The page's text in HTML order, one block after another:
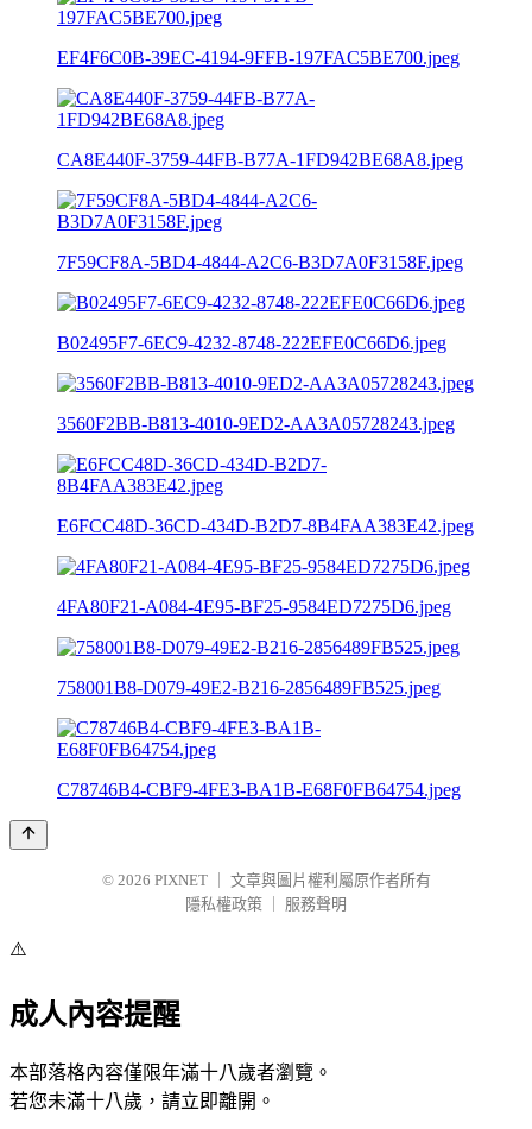
EF4F6C0B-39EC-4194-9FFB-197FAC5BE700.jpeg
CA8E440F-3759-44FB-B77A-1FD942BE68A8.jpeg
7F59CF8A-5BD4-4844-A2C6-B3D7A0F3158F.jpeg
B02495F7-6EC9-4232-8748-222EFE0C66D6.jpeg
3560F2BB-B813-4010-9ED2-AA3A05728243.jpeg
E6FCC48D-36CD-434D-B2D7-8B4FAA383E42.jpeg
4FA80F21-A084-4E95-BF25-9584ED7275D6.jpeg
758001B8-D079-49E2-B216-2856489FB525.jpeg
C78746B4-CBF9-4FE3-BA1B-E68F0FB64754.jpeg
© 2026 PIXNET
文章與圖片權利屬原作者所有
隱私權政策
服務聲明
⚠️
成人內容提醒
本部落格內容僅限年滿十八歲者瀏覽。
若您未滿十八歲，請立即離開。